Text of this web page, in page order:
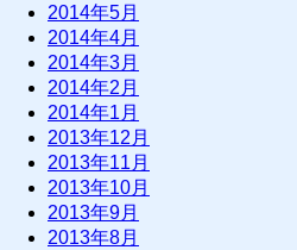
2014年5月
2014年4月
2014年3月
2014年2月
2014年1月
2013年12月
2013年11月
2013年10月
2013年9月
2013年8月